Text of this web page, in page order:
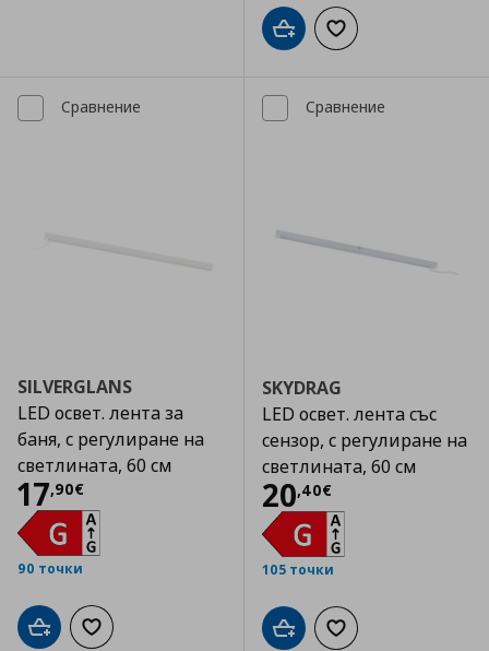
Добави в кошницата
Добави към
Сравнение
SILVERGLANS
LED освет. лента за
баня, с регулиране на
светлината, 60 см
17,90€
Цена
90 точки
Добави в кошницата
Добави към списъка с любими
Сравнение
SKYDRAG
LED освет. лента със
сензор, с регулиране на
светлината, 60 см
20,40€
Цена
105 точки
Добави в кошницата
Добави към